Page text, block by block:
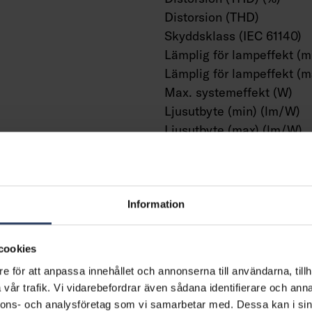
Information
för att anpassa innehållet och annonserna till användarna,
trafik. Vi vidarebefordrar även sådana identifierare och
och analysföretag som vi samarbetar med. Dessa kan i
(snabbklämma)
Distorsion (THD)
Skyddsklass (IEC 61140)
Lämplig för lampeffekt
Lämplig för lampeffekt
Max. systemeffekt (W)
Ljusutbyte (min) (lm/W)
Ljusutbyte (max) (lm/W)
Fotometriska data
Ljusfördelare/spridare
Ljusfördelning
Spridningsvinkel